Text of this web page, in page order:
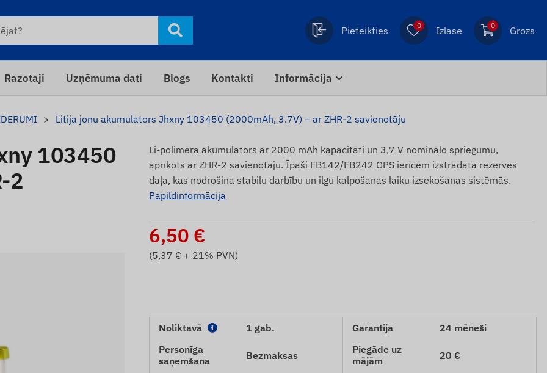
Pieteikties 0 Izlase 0 Grozs
Razotaji Uzņēmuma dati Blogs Kontakti Informācija
Litija jonu akumulators Jhxny 103450 (2000mAh, 3.7V) – ar ZHR-2 savienotāju
103450
2
Li-polimēra akumulators ar 2000 mAh kapacitāti un 3,7 V nominālo spriegumu,
aprīkots ar ZHR-2 savienotāju. Īpaši FB142/FB242 GPS ierīcēm izstrādāta rezerves
daļa, kas nodrošina stabilu darbību un ilgu kalpošanas laiku izsekošanas sistēmās.
Papildinformācija
6,50 €
(5,37 € + 21% PVN)
Noliktavā
1 gab.
Personīga
saņemšana
Bezmaksas
Garantija
24 mēneši
Piegāde uz
mājām
20 €